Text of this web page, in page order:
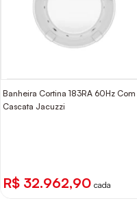
Banheira Cortina 183RA 60Hz Com
Cascata Jacuzzi
R$ 32.962,90 cada